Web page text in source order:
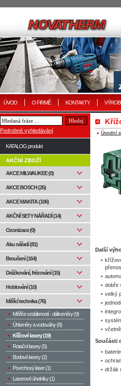
ÚVOD O FIRMĚ KONTAKTY
Úvodní
Další
dobře
velký
Součásti
baterie
držák
Podrobné vyhledávání
KATALOG produkt
AKČNÍ ZBOŽÍ
AKCE MILWAUKEE (0)
AKCE BOSCH (25)
AKCE MAKITA (106)
AKČNÍ SETY NÁŘADÍ (14)
Ozonizace (0)
Aku nářadí (81)
Broušení (164)
Drážkování, frézování (15)
Hoblování (10)
Měřící technika (76)
Měřiče vzdáleností - dálkoměry (9)
Úhloměry a vodováhy (8)
Křížové lasery (19)
Rotační lasery (5)
Bodové lasery (2)
Povrchový laser (1)
Laserové úhelníky (1)